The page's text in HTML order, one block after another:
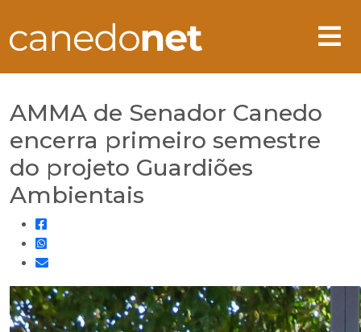
AMMA de Senador Canedo
encerra primeiro semestre
do projeto Guardiões
Ambientais